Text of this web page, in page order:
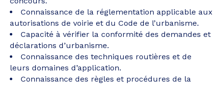
Connaissance de la réglementation applicable aux
autorisations de voirie et du Code de l’urbanisme.
Capacité à vérifier la conformité des demandes et
déclarations d’urbanisme.
Connaissance des techniques routières et de
leurs domaines d’application.
Connaissance des règles et procédures de la